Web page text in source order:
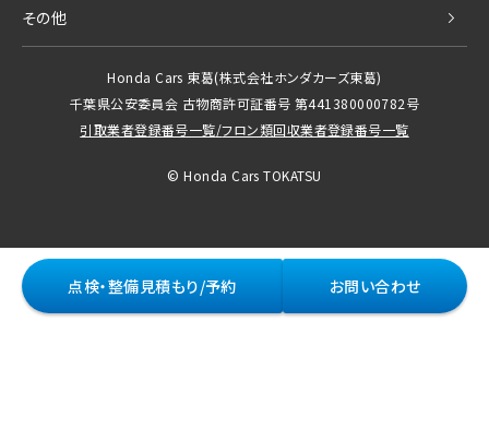
その他
Honda Cars 東葛(株式会社ホンダカーズ東葛)
千葉県公安委員会 古物商許可証番号 第441380000782号
引取業者登録番号一覧/フロン類回収業者登録番号一覧
© Honda Cars TOKATSU
点検・整備見積もり/予約 お問い合わせ